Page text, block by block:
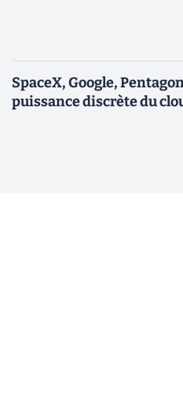
SpaceX, Google,
puissance discrète du